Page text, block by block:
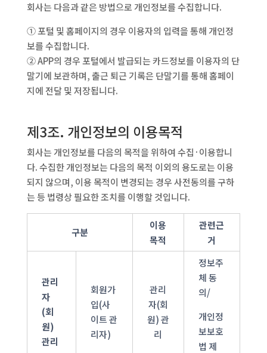
회사는 다음과 같은 방법으로 개인정보를 수집합니다.
① 포털 및 홈페이지의 경우 이용자의 입력을 통해 개인정
보를 수집합니다.
② APP의 경우 포털에서 발급되는 카드정보를 이용자의 단
말기에 보관하며, 출근 퇴근 기록은 단말기를 통해 홈페이
지에 전달 및 저장됩니다.
제3조. 개인정보의 이용목적
회사는 개인정보를 다음의 목적을 위하여 수집·이용합니
다. 수집한 개인정보는 다음의 목적 이외의 용도로는 이용
되지 않으며, 이용 목적이 변경되는 경우 사전동의를 구하
는 등 법령상 필요한 조치를 이행할 것입니다.
구분
이용
목적
관련근
거
관리
자
(회
원)
관리
회원가
입(사
이트 관
리자)
관리
자(회
원) 관
리
정보주
체 동
의/
개인정
보보호
법 제